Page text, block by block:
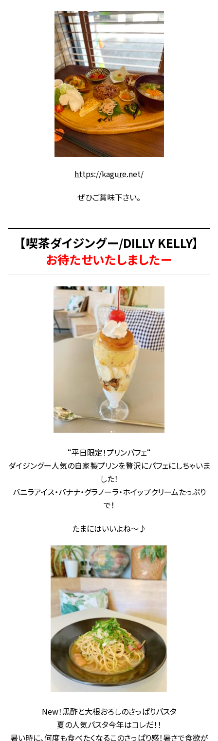
https://kagure.net/
ぜひご賞味下さい。
【喫茶ダイジングー/DILLY KELLY】
お待たせいたしましたー
“平日限定！プリンパフェ“
ダイジングー人気の自家製プリンを贅沢にパフェにしちゃいま
した！
バニラアイス・バナナ・グラノーラ・ホイップクリームたっぷり
で！
たまにはいいよね〜♪
New！黒酢と大根おろしのさっぱりパスタ
夏の人気パスタ今年はコレだ！！
暑い時に、何度も食べたくなるこのさっぱり感！暑さで食欲が